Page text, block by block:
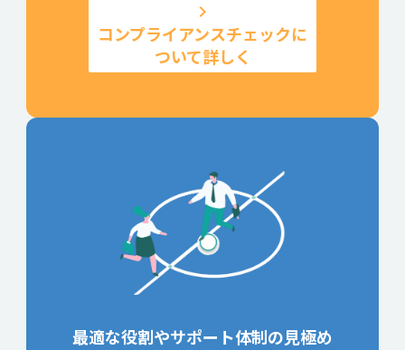
keyboard_arrow_right
コンプライアンスチェックに
ついて詳しく
最適な役割やサポート体制の見極め